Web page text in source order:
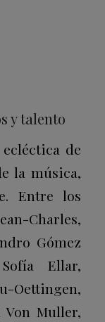
y talento
de
la música,
Entre los
Charles,
Gómez
Ellar,
Oettingen,
Von Muller,